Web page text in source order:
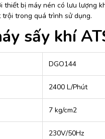
bị máy nén có lưu lượng
trội trong quá trình sử dụng.
sấy khí
DGO144
2400 L/Phút
7 kg/cm2
230V/50Hz